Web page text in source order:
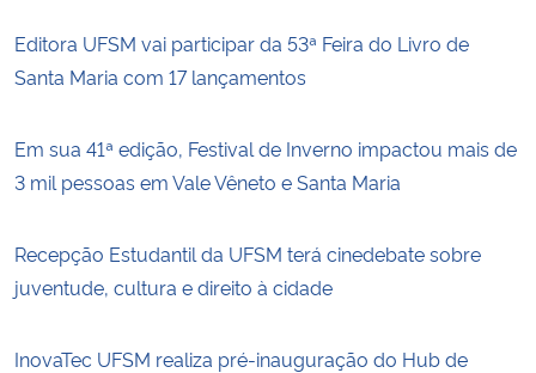
Editora UFSM vai participar da 53ª Feira do Livro de
Santa Maria com 17 lançamentos
Em sua 41ª edição, Festival de Inverno impactou mais de
3 mil pessoas em Vale Vêneto e Santa Maria
Recepção Estudantil da UFSM terá cinedebate sobre
juventude, cultura e direito à cidade
InovaTec UFSM realiza pré-inauguração do Hub de